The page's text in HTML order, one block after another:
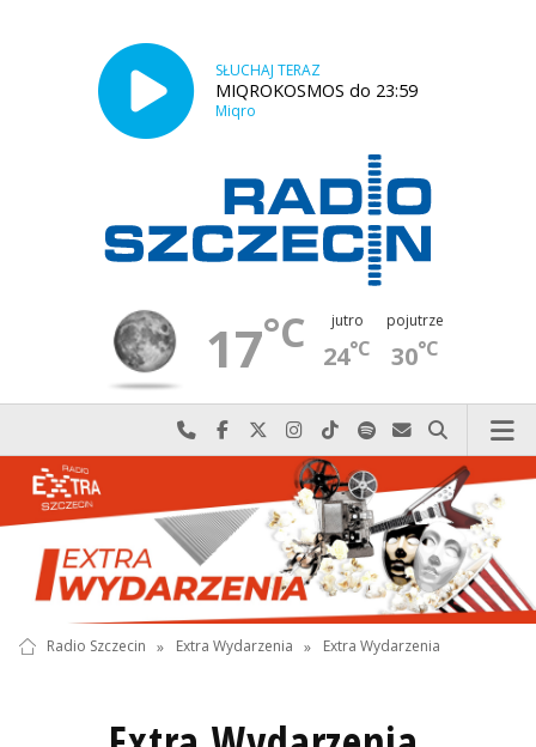
SŁUCHAJ TERAZ
MIQROKOSMOS do 23:59
Miqro
17°C jutro
24°C
pojutrze
30°C
Najlepiej po prostu do nas zadzwoń
Odwiedź nas na Facebook-u
Odwiedź nas na X
Odwiedź nas na Instagram-ie
Odwiedź nas na TikTok-u
Szukaj nas na Spotify
Wyślij do nas
Szukaj
Radio Szczecin » Extra Wydarzenia » Extra Wydarzenia